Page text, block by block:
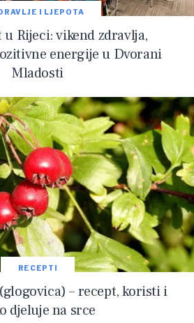
I LJEPOTA
Rijeci: vikend zdravlja,
energije u Dvorani
Mladosti
RECEPTI
– recept, koristi i
djeluje na srce